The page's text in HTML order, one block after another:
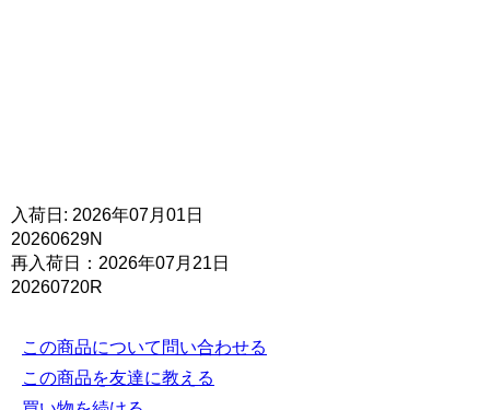
入荷日: 2026年07月01日
20260629N
再入荷日：2026年07月21日
20260720R
この商品について問い合わせる
この商品を友達に教える